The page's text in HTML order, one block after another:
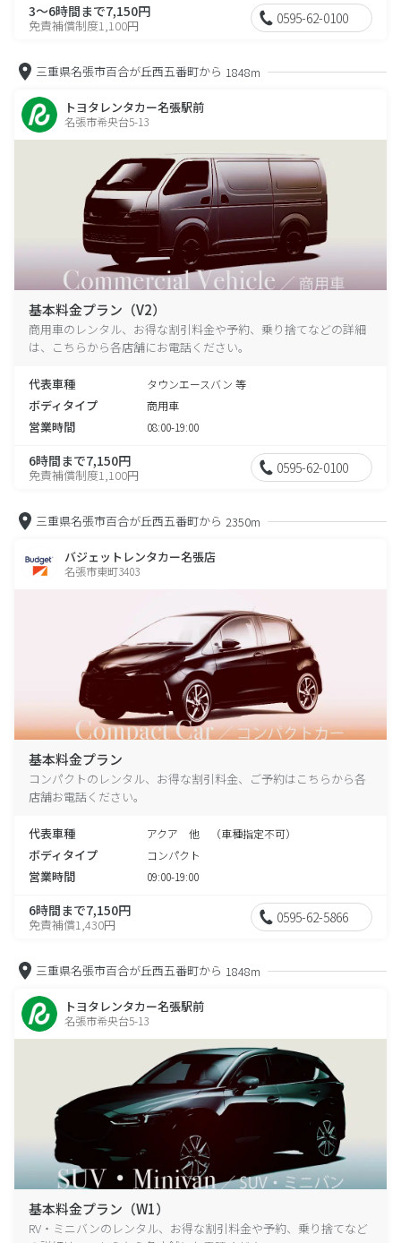
3～6時間まで7,150円
免責補償制度1,100円 0595-62-0100
三重県名張市百合が丘西五番町から 1848m
トヨタレンタカー名張駅前
名張市希央台5-13
基本料金プラン（V2）
商用車のレンタル、お得な割引料金や予約、乗り捨てなどの詳細
は、こちらから各店舗にお電話ください。
代表車種 タウンエースバン 等
ボディタイプ 商用車
営業時間 08:00-19:00
6時間まで7,150円
免責補償制度1,100円 0595-62-0100
三重県名張市百合が丘西五番町から 2350m
バジェットレンタカー名張店
名張市東町3403
基本料金プラン
コンパクトのレンタル、お得な割引料金、ご予約はこちらから各
店舗お電話ください。
代表車種 アクア 他 （車種指定不可）
ボディタイプ コンパクト
営業時間 09:00-19:00
6時間まで7,150円
免責補償1,430円 0595-62-5866
三重県名張市百合が丘西五番町から 1848m
トヨタレンタカー名張駅前
名張市希央台5-13
基本料金プラン（W1）
RV・ミニバンのレンタル、お得な割引料金や予約、乗り捨てなど